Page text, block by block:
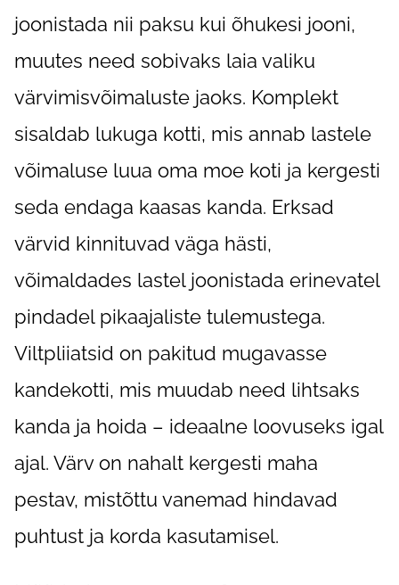
joonistada nii paksu kui õhukesi jooni,
muutes need sobivaks laia valiku
värvimisvõimaluste jaoks. Komplekt
sisaldab lukuga kotti, mis annab lastele
võimaluse luua oma moe koti ja kergesti
seda endaga kaasas kanda. Erksad
värvid kinnituvad väga hästi,
võimaldades lastel joonistada erinevatel
pindadel pikaajaliste tulemustega.
Viltpliiatsid on pakitud mugavasse
kandekotti, mis muudab need lihtsaks
kanda ja hoida – ideaalne loovuseks igal
ajal. Värv on nahalt kergesti maha
pestav, mistõttu vanemad hindavad
puhtust ja korda kasutamisel.